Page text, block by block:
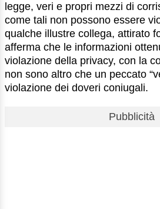
legge, veri e propri mezzi di
come tali non possono essere
qualche illustre collega, attirato
afferma che le informazioni
violazione della privacy, con la
non sono altro che un peccato
violazione dei doveri coniugali.
Pubblicità